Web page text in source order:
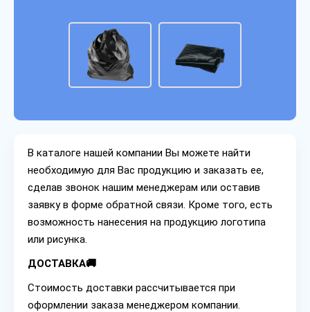
В каталоге нашей компании Вы можете найти
необходимую для Вас продукцию и заказать ее,
сделав звонок нашим менеджерам или оставив
заявку в форме обратной связи. Кроме того, есть
возможность нанесения на продукцию логотипа
или рисунка.
ДОСТАВКА🚚
Стоимость доставки рассчитывается при
оформлении заказа менеджером компании.